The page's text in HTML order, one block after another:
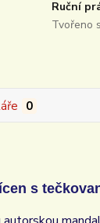
Ruční
Tvořeno
0
s